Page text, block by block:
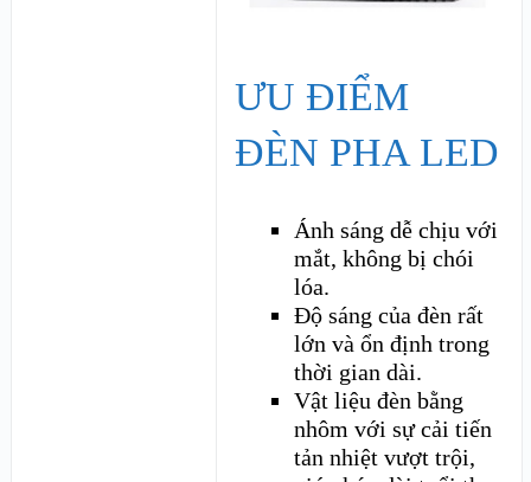
ƯU ĐIỂM
ĐÈN PHA LED
Ánh sáng dễ chịu với
mắt, không bị chói
lóa.
Độ sáng của đèn rất
lớn và ổn định trong
thời gian dài.
Vật liệu đèn bằng
nhôm với sự cải tiến
tản nhiệt vượt trội,